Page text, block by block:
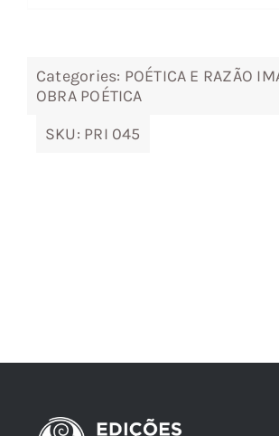
Categories: POÉTICA E RAZÃO
OBRA POÉTICA
SKU: PRI 045